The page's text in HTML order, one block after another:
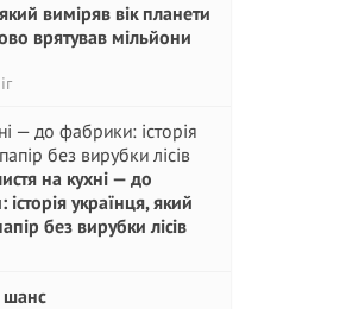
виміряв вік планети
врятував мільйони
на кухні — до
українця, який
без вирубки лісів